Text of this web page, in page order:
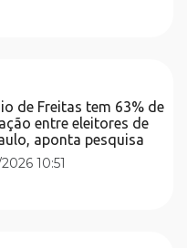
de Freitas tem 63% de
entre eleitores de
aponta pesquisa
10:51